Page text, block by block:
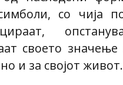
со чија
своето
и за својот живот.